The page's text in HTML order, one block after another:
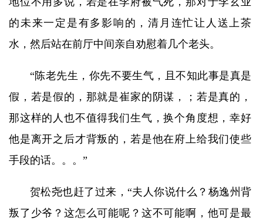
的未来一定是有多影响的，清月连忙让人送上茶
水，然后站在前厅中间亲自劝慰着几个老头。
“陈老先生，你先不要生气，且不知此事是真是
假，若是假的，那就是崔家的阴谋，；若是真的，
那这样的人也不值得我们生气，换个角度想，幸好
他是离开之后才背叛的，若是他在府上给我们使些
手段的话。。。”
贺松尧也赶了过来，“夫人你说什么？杨逸州背
叛了少爷？这怎么可能呢？这不可能啊，他可是最